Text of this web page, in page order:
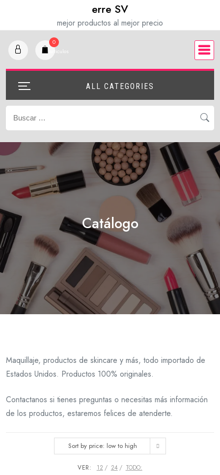
contenido
erre SV
mejor productos al mejor precio
ALL CATEGORIES
0
articulos
Catálogo
Maquillaje, productos de skincare y más, todo importado de
Estados Unidos. Productos 100% originales.
Contactanos si tienes preguntas o necesitas más información
de los productos, estaremos felices de atenderte.
Sort by price: low to high
VER: 12 24 TODO: